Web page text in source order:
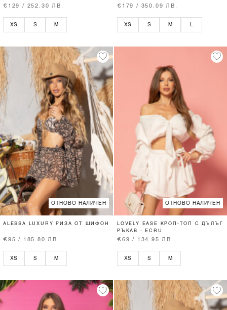
€129 / 252.30 ЛВ.
XS S M
€179 / 350.09 ЛВ.
XS S M
ОТНОВО НАЛИЧЕН
ALESSA LUXURY РИЗА ОТ ШИФОН
€95 / 185.80 ЛВ.
XS S M
ОТНОВО НАЛИЧЕН
LOVELY EASE КРОП-ТОП С ДЪЛЪГ
РЪКАВ - ECRU
€69 / 134.95 ЛВ.
XS S M